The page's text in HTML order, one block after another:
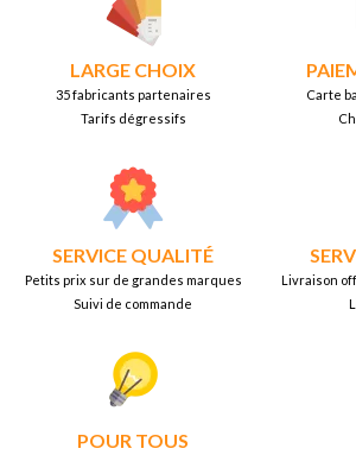
LARGE CHOIX
35 fabricants partenaires
Tarifs dégressifs
Carte
SERVICE QUALITÉ
Petits prix sur de grandes marques
Suivi de commande
Livraison
POUR TOUS